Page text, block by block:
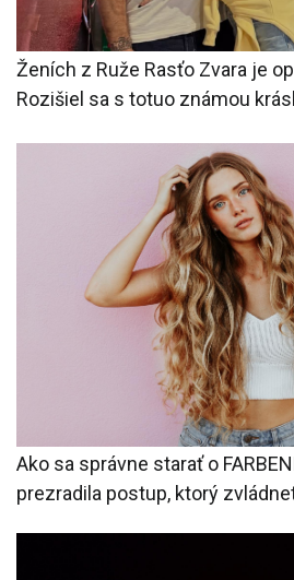
Ženích z Ruže Rasťo Zvara je
Rozišiel sa s totuo známou
Ako sa správne starať o
prezradila postup, ktorý